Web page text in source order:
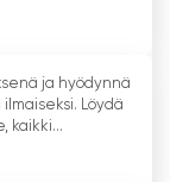
ja hyödynnä
Löydä
kaikki...